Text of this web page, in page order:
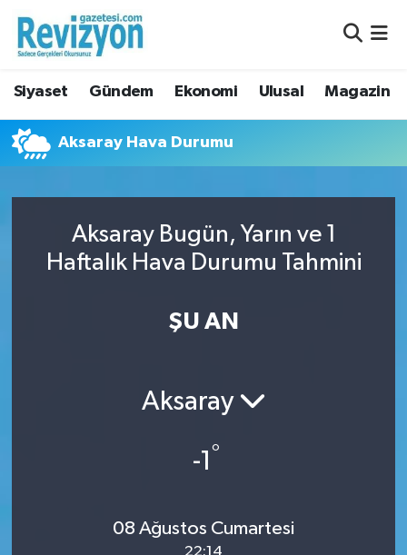
Siyaset Gündem Ekonomi Ulusal Magazin
Aksaray Hava Durumu
Aksaray Bugün, Yarın ve 1
Haftalık Hava Durumu Tahmini
ŞU AN
Aksaray
-1 °
08 Ağustos Cumartesi
22:14
Süper Lig Puan Durumu ve Fikstür